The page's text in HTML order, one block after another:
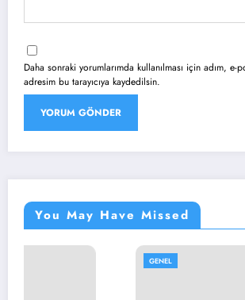
Daha sonraki yorumlarımda kullanılması için adım, e-
adresim bu tarayıcıya kaydedilsin.
You May Have Missed